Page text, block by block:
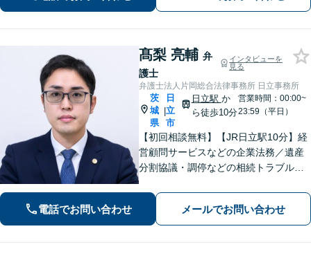
お話しをお聞かせください。
髙梨 亮輔 弁
護士
インタビューを
見る
弁護士法人片岡総合法律事務所 日立事務所
茨
城
県
|
日
立
市
日立駅 か
ら徒歩10分
営業時間：00:00~
23:59（平日）
【初回相談無料】【JR日立駅10分】経
営顧問サービスなどの企業法務／遺産
分割協議・調停などの相続トラブルや
問題を中心に、幅広くご相談を承りま
す【土日祝対応可】分かりやすく丁寧
な対応を心がけ、最善の解決を目指し
ます
電話でお問い合わせ メールでお問い合わせ